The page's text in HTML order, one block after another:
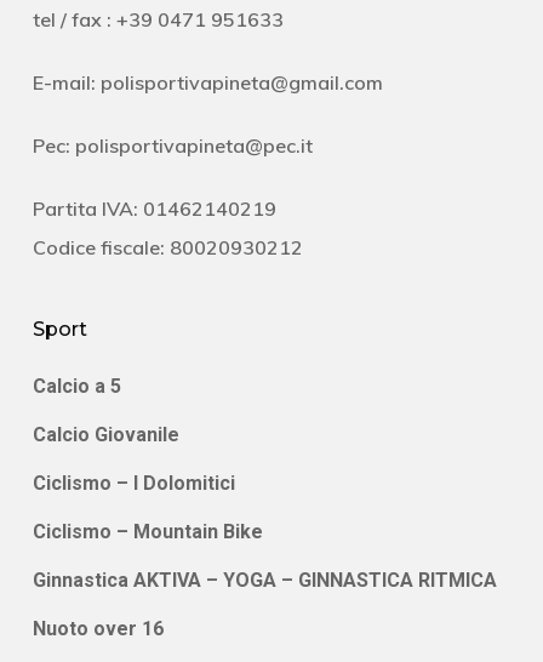
tel / fax : +39 0471 951633
E-mail: polisportivapineta@gmail.com
Pec: polisportivapineta@pec.it
Partita IVA: 01462140219
Codice fiscale: 80020930212
Sport
Calcio a 5
Calcio Giovanile
Ciclismo – I Dolomitici
Ciclismo – Mountain Bike
Ginnastica AKTIVA – YOGA – GINNASTICA RITMICA
Nuoto over 16